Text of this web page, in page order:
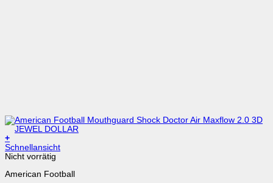
+
Schnellansicht
Nicht vorrätig
American Football